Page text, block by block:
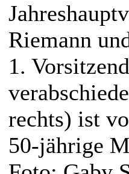
Riemann
1.
rechts) ist
50-jährige